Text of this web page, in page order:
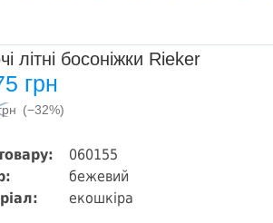
літні босоніжки Rieker
грн
(−32%)
060155
бежевий
екошкіра